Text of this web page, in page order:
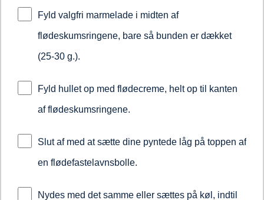
Fyld valgfri marmelade i midten af
flødeskumsringene, bare så bunden er dækket
(25-30 g.).
Fyld hullet op med flødecreme, helt op til kanten
af flødeskumsringene.
Slut af med at sætte dine pyntede låg på toppen af
en flødefastelavnsbolle.
Nydes med det samme eller sættes på køl, indtil